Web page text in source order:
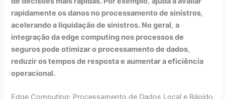
rapidamente os danos no processamento de sinistros,
acelerando a liquidação de sinistros. No geral,a
integração da edge computing nos processos de
seguros pode otimizar o processamento de dados,
reduzir os tempos de resposta e aumentar a eficiência
operacional.